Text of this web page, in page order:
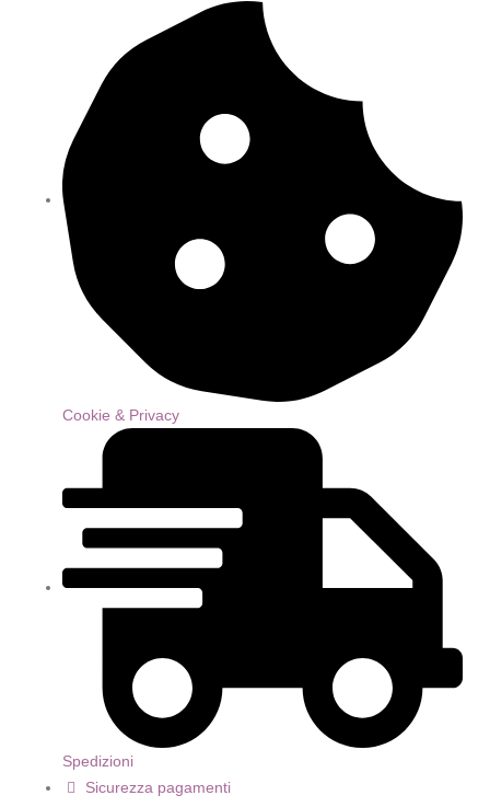
Cookie & Privacy
Spedizioni
Sicurezza pagamenti